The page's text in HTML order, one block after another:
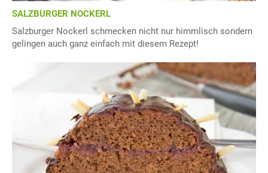
SALZBURGER NOCKERL
Salzburger Nockerl schmecken nicht nur himmlisch sondern
gelingen auch ganz einfach mit diesem Rezept!